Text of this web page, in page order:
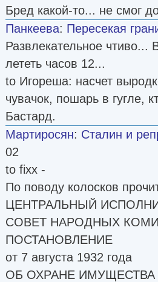
Бред какой-то... не смог
Панкеева: Пересекая
Развлекательное чтиво...
лететь часов 12...
to Игореша: насчет
чувачок, пошарь в гугле,
Бастард.
Мартиросян: Сталин и
02
to fixx -
По поводу колосков
ЦЕНТРАЛЬНЫЙ
СОВЕТ НАРОДНЫХ
ПОСТАНОВЛЕНИЕ
от 7 августа 1932 года
ОБ ОХРАНЕ